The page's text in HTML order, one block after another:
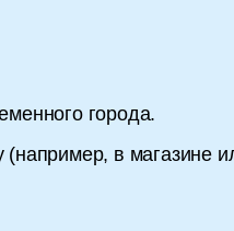
города.
(например, в магазине